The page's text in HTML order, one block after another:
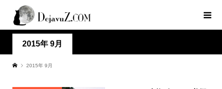
2015年 9月
2015年 9月